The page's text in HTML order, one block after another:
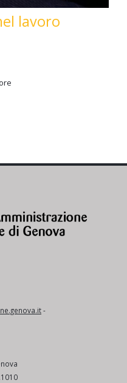
lavoro
-